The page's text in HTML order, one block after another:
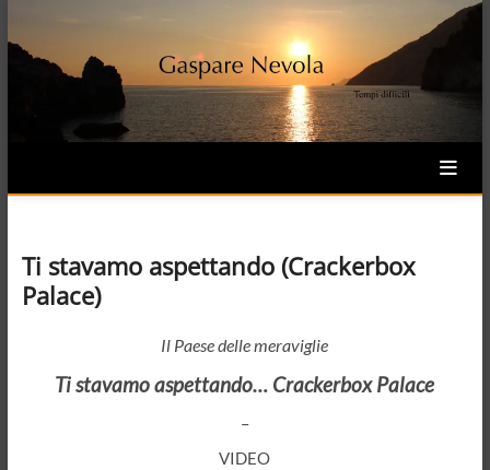
content
Ti stavamo aspettando (Crackerbox
Palace)
Il Paese delle meraviglie
Ti stavamo aspettando… Crackerbox Palace
–
VIDEO